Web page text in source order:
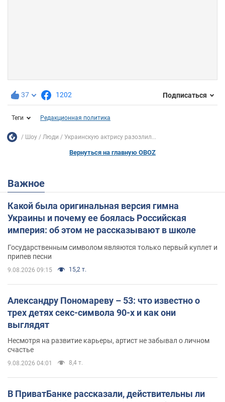
37 1202 Подписаться
Теги Редакционная политика
Шоу Люди Украинскую актрису разозлил...
Вернуться на главную OBOZ
Важное
Какой была оригинальная версия гимна
Украины и почему ее боялась Российская
империя: об этом не рассказывают в школе
Государственным символом являются только первый куплет и
припев песни
9.08.2026 09:15 15,2 т.
Александру Пономареву – 53: что известно о
трех детях секс-символа 90-х и как они
выглядят
Несмотря на развитие карьеры, артист не забывал о личном
счастье
9.08.2026 04:01 8,4 т.
В ПриватБанке рассказали, действительны ли